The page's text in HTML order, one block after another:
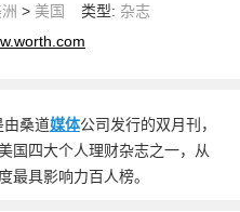
> 美国 类型: 杂志
由桑道媒体公司发行的双月刊，
国四大个人理财杂志之一，从
最具影响力百人榜。